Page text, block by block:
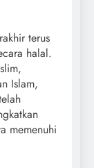
terus
halal.
Islam,
memenuhi